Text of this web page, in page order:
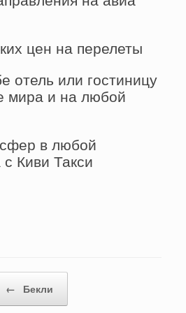
цен на перелеты
отель или гостиницу
мира и на любой
в любой
Киви Такси
← Бекли